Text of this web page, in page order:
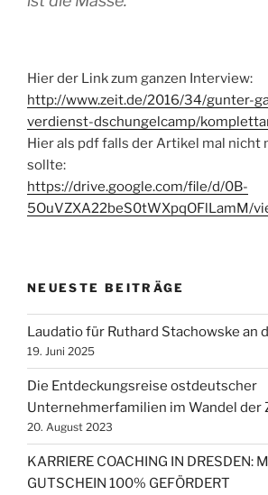
Hier der Link zum ganzen Interview:
http://www.zeit.de/2016/34/gunter-
verdienst-dschungelcamp/
Hier als pdf falls der Artikel mal nicht
sollte:
https://drive.google.com/file/d/0B-
5OuVZXA22beS0tWXpqOFlLamM/
NEUESTE BEITRÄGE
Laudatio für Ruthard Stachowske an
19. Juni 2025
Die Entdeckungsreise ostdeutscher
Unternehmerfamilien im Wandel der
20. August 2023
KARRIERE COACHING IN DRESDEN:
GUTSCHEIN 100% GEFÖRDERT